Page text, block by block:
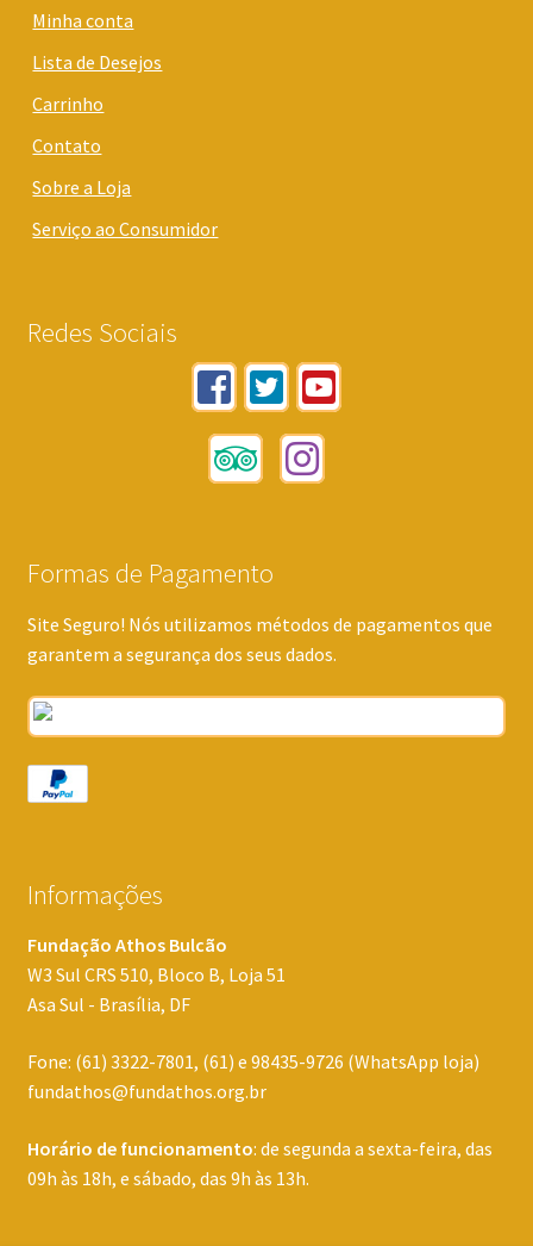
Minha conta
Lista de Desejos
Carrinho
Contato
Sobre a Loja
Serviço ao Consumidor
Redes Sociais
Formas de Pagamento
Site Seguro! Nós utilizamos métodos de pagamentos que
garantem a segurança dos seus dados.
Informações
Fundação Athos Bulcão
W3 Sul CRS 510, Bloco B, Loja 51
Asa Sul - Brasília, DF
Fone: (61) 3322-7801, (61) e 98435-9726 (WhatsApp loja)
fundathos@fundathos.org.br
Horário de funcionamento: de segunda a sexta-feira, das
09h às 18h, e sábado, das 9h às 13h.